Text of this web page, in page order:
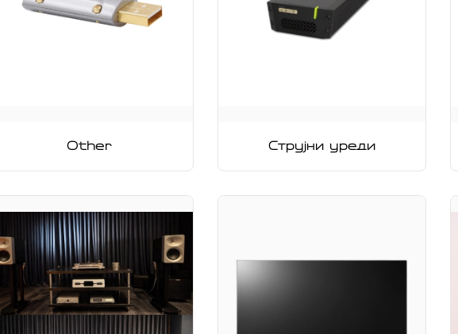
Other Струјни уреди